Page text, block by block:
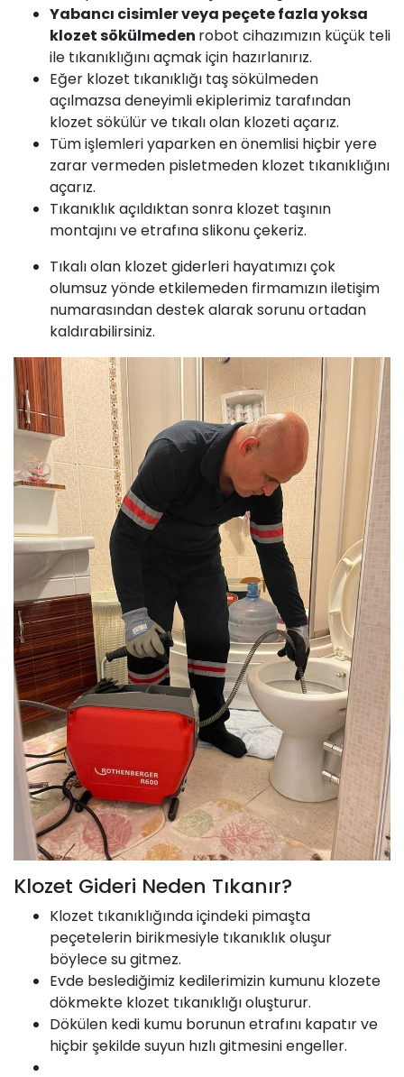
Yabancı cisimler veya peçete fazla yoksa
klozet sökülmeden robot cihazımızın küçük teli
ile tıkanıklığını açmak için hazırlanırız.
Eğer klozet tıkanıklığı taş sökülmeden
açılmazsa deneyimli ekiplerimiz tarafından
klozet sökülür ve tıkalı olan klozeti açarız.
Tüm işlemleri yaparken en önemlisi hiçbir yere
zarar vermeden pisletmeden klozet tıkanıklığını
açarız.
Tıkanıklık açıldıktan sonra klozet taşının
montajını ve etrafına slikonu çekeriz.
Tıkalı olan klozet giderleri hayatımızı çok
olumsuz yönde etkilemeden firmamızın iletişim
numarasından destek alarak sorunu ortadan
kaldırabilirsiniz.
Klozet Gideri Neden Tıkanır?
Klozet tıkanıklığında içindeki pimaşta
peçetelerin birikmesiyle tıkanıklık oluşur
böylece su gitmez.
Evde beslediğimiz kedilerimizin kumunu klozete
dökmekte klozet tıkanıklığı oluşturur.
Dökülen kedi kumu borunun etrafını kapatır ve
hiçbir şekilde suyun hızlı gitmesini engeller.